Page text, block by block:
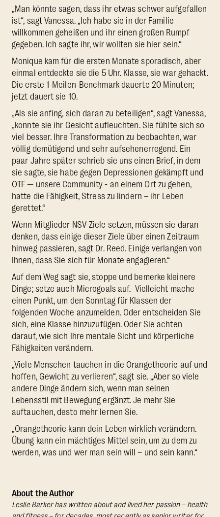
„Man könnte sagen, dass ihr etwas schwer aufgefallen
ist“, sagt Vanessa. „Ich habe sie in der Familie
willkommen geheißen und ihr einen großen Rumpf
gegeben. Ich sagte ihr, wir wollten sie hier sein.“
Monique kam für die ersten Monate sporadisch, aber
einmal entdeckte sie die 5 Uhr. Klasse, sie war gehackt.
Die erste 1-Meilen-Benchmark dauerte 20 Minuten;
jetzt dauert sie 10.
„Als sie anfing, sich daran zu beteiligen“, sagt Vanessa,
„konnte sie ihr Gesicht aufleuchten. Sie fühlte sich so
viel besser. Ihre Transformation zu beobachten, war
völlig demütigend und sehr aufsehenerregend. Ein
paar Jahre später schrieb sie uns einen Brief, in dem
sie sagte, sie habe gegen Depressionen gekämpft und
OTF — unsere Community - an einem Ort zu gehen,
hatte die Fähigkeit, Stress zu lindern – ihr Leben
gerettet.“
Wenn Mitglieder NSV-Ziele setzen, müssen sie daran
denken, dass einige dieser Ziele über einen Zeitraum
hinweg passieren, sagt Dr. Reed. Einige verlangen von
Ihnen, dass Sie sich für Monate engagieren.“
Auf dem Weg sagt sie, stoppe und bemerke kleinere
Dinge; setze auch Microgoals auf. Vielleicht mache
einen Punkt, um den Sonntag für Klassen der
folgenden Woche anzumelden. Oder entscheiden Sie
sich, eine Klasse hinzuzufügen. Oder Sie achten
darauf, wie sich Ihre mentale Sicht und körperliche
Fähigkeiten verändern.
„Viele Menschen tauchen in die Orangetheorie auf und
hoffen, Gewicht zu verlieren“, sagt sie. „Aber so viele
andere Dinge ändern sich, wenn man seinen
Lebensstil mit Bewegung ergänzt. Je mehr Sie
auftauchen, desto mehr lernen Sie.
„Orangetheorie kann dein Leben wirklich verändern.
Übung kann ein mächtiges Mittel sein, um zu dem zu
werden, was und wer man sein will – und sein kann.“
About the Author
Leslie Barker has written about and lived her passion – health